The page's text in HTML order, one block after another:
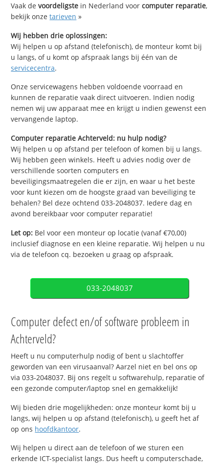
Vaak devoordeligste in Nederland voorcomputer reparatie,
bekijk onzetarieven »
Wij hebben drie oplossingen:
Wij helpen u op afstand (telefonisch), de monteur komt bij
u langs, of u komt op afspraak langs bij één van de
servicecentra.
Onze servicewagens hebben voldoende voorraad en
kunnen de reparatie vaak direct uitvoeren. Indien nodig
nemen wij uw apparaat mee en krijgt u indien gewenst een
vervangende laptop.
Computer reparatie Achterveld: nu hulp nodig?
Wij helpen u op afstand per telefoon of komen bij u langs.
Wij hebben geen winkels. Heeft u advies nodig over de
verschillende soorten computers en
beveiligingsmaatregelen die er zijn, en waar u het beste
voor kunt kiezen om de hoogste graad van beveiliging te
behalen? Bel deze ochtend 033-2048037. Iedere dag en
avond bereikbaar voor computer reparatie!
Let op: Bel voor een monteur op locatie (vanaf €70,00)
inclusief diagnose en een kleine reparatie. Wij helpen u nu
via de telefoon cq. bezoeken u graag op afspraak.
033-2048037
Computer defect en/of software probleem in
Achterveld?
Heeft u nu computerhulp nodig of bent u slachtoffer
geworden van een virusaanval? Aarzel niet en bel ons op
via 033-2048037. Bij ons regelt u softwarehulp, reparatie of
een gezonde computer/laptop snel en gemakkelijk!
Wij bieden drie mogelijkheden: onze monteur komt bij u
langs, wij helpen u op afstand (telefonisch), u geeft het af
op ons hoofdkantoor.
Wij helpen u direct aan de telefoon of we sturen een
erkende ICT-specialist langs. Dus heeft u computerschade,